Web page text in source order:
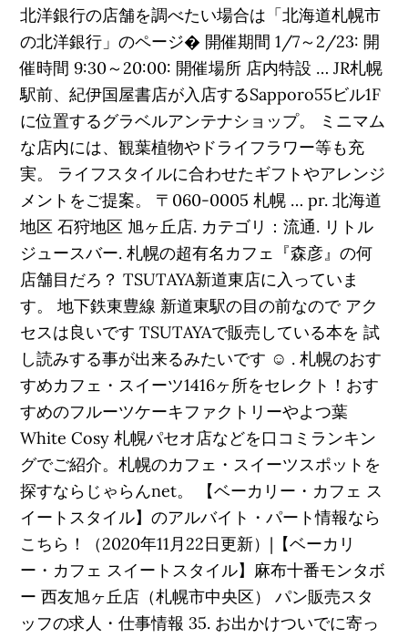
北洋銀行の店舗を調べたい場合は「北海道札幌市
の北洋銀行」のページ� 開催期間 1/7～2/23: 開
催時間 9:30～20:00: 開催場所 店内特設 … JR札幌
駅前、紀伊国屋書店が入店するSapporo55ビル1F
に位置するグラベルアンテナショップ。 ミニマム
な店内には、観葉植物やドライフラワー等も充
実。 ライフスタイルに合わせたギフトやアレンジ
メントをご提案。 〒060-0005 札幌 … pr. 北海道
地区 石狩地区 旭ヶ丘店. カテゴリ：流通. リトル
ジュースバー. 札幌の超有名カフェ『森彦』の何
店舗目だろ？ TSUTAYA新道東店に入っていま
す。 地下鉄東豊線 新道東駅の目の前なので アク
セスは良いです TSUTAYAで販売している本を 試
し読みする事が出来るみたいです ☺️ . 札幌のおす
すめカフェ・スイーツ1416ヶ所をセレクト！おす
すめのフルーツケーキファクトリーやよつ葉
White Cosy 札幌パセオ店などを口コミランキン
グでご紹介。札幌のカフェ・スイーツスポットを
探すならじゃらんnet。 【ベーカリー・カフェ ス
イートスタイル】のアルバイト・パート情報なら
こちら！（2020年11月22日更新）|【ベーカリ
ー・カフェ スイートスタイル】麻布十番モンタボ
ー 西友旭ヶ丘店（札幌市中央区） パン販売スタ
ッフの求人・仕事情報 35. お出かけついでに寄っ